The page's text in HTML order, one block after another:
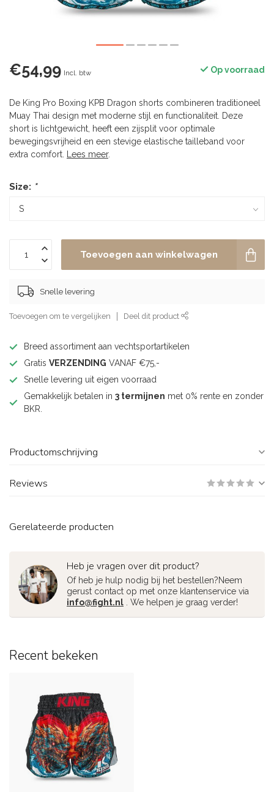
€54,99 Incl. btw Op voorraad
De King Pro Boxing KPB Dragon shorts combineren traditioneel
Muay Thai design met moderne stijl en functionaliteit. Deze
short is lichtgewicht, heeft een zijsplit voor optimale
bewegingsvrijheid en een stevige elastische tailleband voor
extra comfort.
Lees meer.
Size: *
Toevoegen aan winkelwagen
Snelle levering
Toevoegen om te vergelijken Deel dit product
Breed assortiment aan vechtsportartikelen
Gratis VERZENDING VANAF €75,-
Snelle levering uit eigen voorraad
Gemakkelijk betalen in 3 termijnen met 0% rente en zonder
BKR.
Productomschrijving
Reviews
Gerelateerde producten
Heb je vragen over dit product?
Of heb je hulp nodig bij het bestellen?Neem
gerust contact op met onze klantenservice via
info@fight.nl . We helpen je graag verder!
Recent bekeken